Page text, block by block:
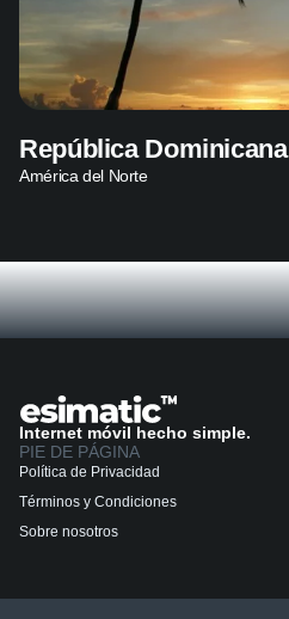
República Dominicana
América del Norte
Internet móvil hecho simple.
PIE DE PÁGINA
Política de Privacidad
Términos y Condiciones
Sobre nosotros